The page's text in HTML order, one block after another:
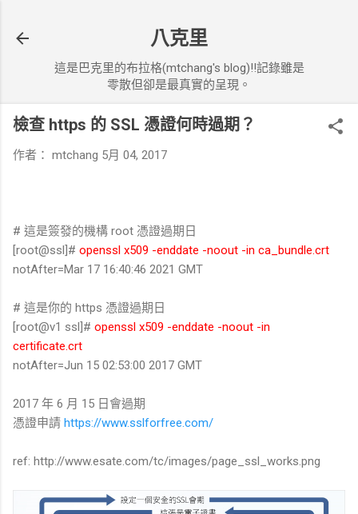
八克里
這是巴克里的布拉格(mtchang's blog)!!記錄雖是
零散但卻是最真實的呈現。
檢查 https 的 SSL 憑證何時過期？
作者： mtchang 5月 04, 2017
# 這是簽發的機構 root 憑證過期日
[root@ssl]# openssl x509 -enddate -noout -in ca_bundle.crt
notAfter=Mar 17 16:40:46 2021 GMT
# 這是你的 https 憑證過期日
[root@v1 ssl]# openssl x509 -enddate -noout -in
certificate.crt
notAfter=Jun 15 02:53:00 2017 GMT
2017 年 6 月 15 日會過期
憑證申請 https://www.sslforfree.com/
ref: http://www.esate.com/tc/images/page_ssl_works.png